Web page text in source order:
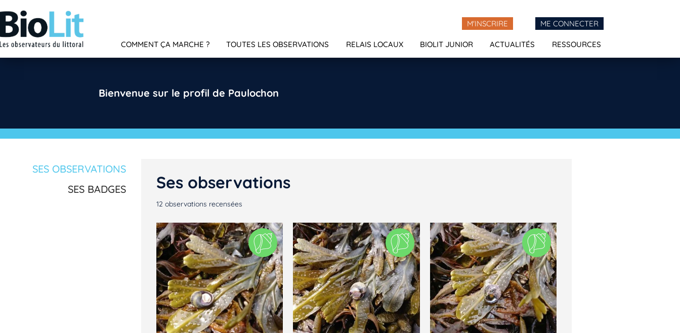
M'INSCRIRE ME CONNECTER
COMMENT ÇA MARCHE ? TOUTES LES OBSERVATIONS RELAIS LOCAUX BIOLIT JUNIOR ACTUALITÉS RESSOURCES
Bienvenue sur le profil de Paulochon
SES OBSERVATIONS
SES BADGES
Ses observations
12 observations recensées